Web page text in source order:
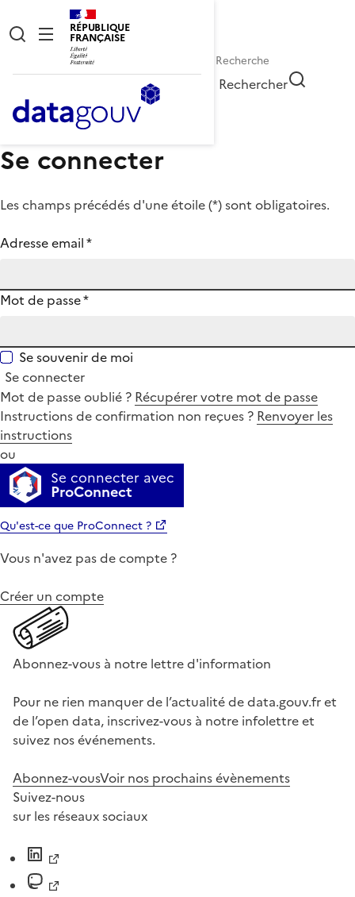
RÉPUBLIQUE
FRANÇAISE
Rechercher
Se connecter
Les champs précédés d'une étoile (*) sont obligatoires.
Adresse email*
Mot de passe*
Se souvenir de moi
Se connecter
Mot de passe oublié ? Récupérer votre mot de passe
Instructions de confirmation non reçues ? Renvoyer les
instructions
ou
Se connecter avec
ProConnect
Qu'est-ce que ProConnect ?
Vous n'avez pas de compte ?
Créer un compte
Abonnez-vous à notre lettre d'information
Pour ne rien manquer de l’actualité de data.gouv.fr et
de l’open data, inscrivez-vous à notre infolettre et
suivez nos événements.
Abonnez-vousVoir nos prochains évènements
Suivez-nous
sur les réseaux sociaux